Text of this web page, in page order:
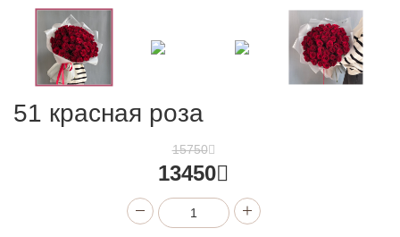
51 красная роза
15750
13450